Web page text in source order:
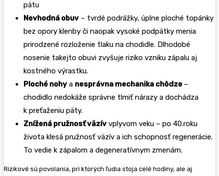
pätu
Nevhodná obuv – tvrdé podrážky, úplne ploché topánky
bez opory klenby či naopak vysoké podpätky menia
prirodzené rozloženie tlaku na chodidle. Dlhodobé
nosenie takejto obuvi zvyšuje riziko vzniku zápalu aj
kostného výrastku.
Ploché nohy a nesprávna mechanika chôdze –
chodidlo nedokáže správne tlmiť nárazy a dochádza
k preťaženiu päty.
Znížená pružnosť väzív vplyvom veku – po 40.roku
života klesá pružnosť väzív a ich schopnosť regenerácie.
To vedie k zápalom a degeneratívnym zmenám.
Rizikové sú povolania, pri ktorých ľudia stoja celé hodiny, ale aj